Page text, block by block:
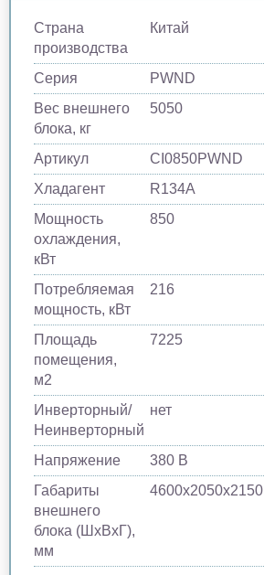
Страна
производства
Китай
Серия
PWND
Вес внешнего
блока, кг
5050
Артикул
CI0850PWND
Хладагент
R134A
Мощность
охлаждения,
кВт
850
Потребляемая
мощность, кВт
216
Площадь
помещения,
м2
7225
Инверторный/
Неинверторный
нет
Напряжение
380 В
Габариты
внешнего
блока (ШхВхГ),
мм
4600x2050x2150